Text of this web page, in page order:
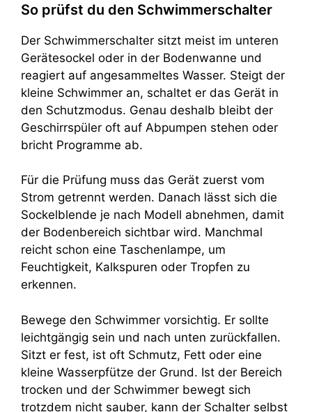
So prüfst du den Schwimmerschalter
Der Schwimmerschalter sitzt meist im unteren
Gerätesockel oder in der Bodenwanne und
reagiert auf angesammeltes Wasser. Steigt der
kleine Schwimmer an, schaltet er das Gerät in
den Schutzmodus. Genau deshalb bleibt der
Geschirrspüler oft auf Abpumpen stehen oder
bricht Programme ab.
Für die Prüfung muss das Gerät zuerst vom
Strom getrennt werden. Danach lässt sich die
Sockelblende je nach Modell abnehmen, damit
der Bodenbereich sichtbar wird. Manchmal
reicht schon eine Taschenlampe, um
Feuchtigkeit, Kalkspuren oder Tropfen zu
erkennen.
Bewege den Schwimmer vorsichtig. Er sollte
leichtgängig sein und nach unten zurückfallen.
Sitzt er fest, ist oft Schmutz, Fett oder eine
kleine Wasserpfütze der Grund. Ist der Bereich
trocken und der Schwimmer bewegt sich
trotzdem nicht sauber, kann der Schalter selbst